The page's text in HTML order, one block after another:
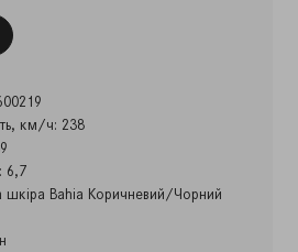
км/ч: 238
6,7
шкіра Bahia Коричневий/Чорний